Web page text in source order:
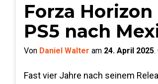
Forza
PS5 nach
Von Daniel Walter am 24. April 2025.
Fast vier Jahre nach seinem